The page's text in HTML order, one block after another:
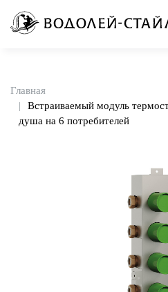
Главная
Встраиваемый модуль
душа на 6 потребителей